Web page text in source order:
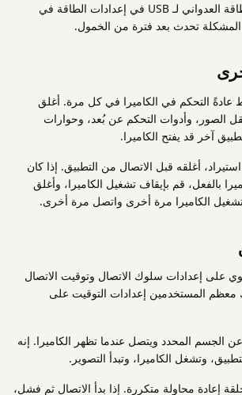
تعطيل توفير الطاقة العدواني لـ USB في إعدادات الطاقة في
المشكلة تحدث بعد فترة من الخمول.
عادةً التحكم في الكاميرا في كل مرة. أغلق
الصور، وأدوات التحكم عن بُعد، وحوارات
آخر قد يفتح الكاميرا.
أغلقه قبل الاتصال من التطبيق. إذا كان
بالفعل، قم بإيقاف تشغيل الكاميرا، وأغلق
بتشغيل الكاميرا مرة أخرى واتصل مرة أخرى.
على إعدادات سلوك الاتصال وتوقيت الاتصال
المستخدمين إعدادات التوقيت على
الجسم المحدد ويتصل عندما تظهر الكاميرا. إنه
وتشغل الكاميرا، وتبدأ التصوير.
إعادة محاولة متكررة. إذا بدأ الاتصال ثم فشل،